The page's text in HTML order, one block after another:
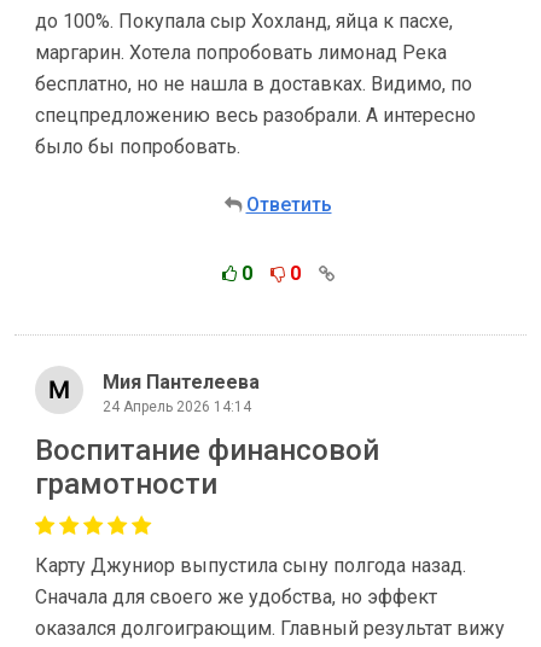
до 100%. Покупала сыр Хохланд, яйца к пасхе,
маргарин. Хотела попробовать лимонад Река
бесплатно, но не нашла в доставках. Видимо, по
спецпредложению весь разобрали. А интересно
было бы попробовать.
Ответить
0 0
Мия Пантелеева
24 Апрель 2026 14:14
Воспитание финансовой
грамотности
Карту Джуниор выпустила сыну полгода назад.
Сначала для своего же удобства, но эффект
оказался долгоиграющим. Главный результат вижу